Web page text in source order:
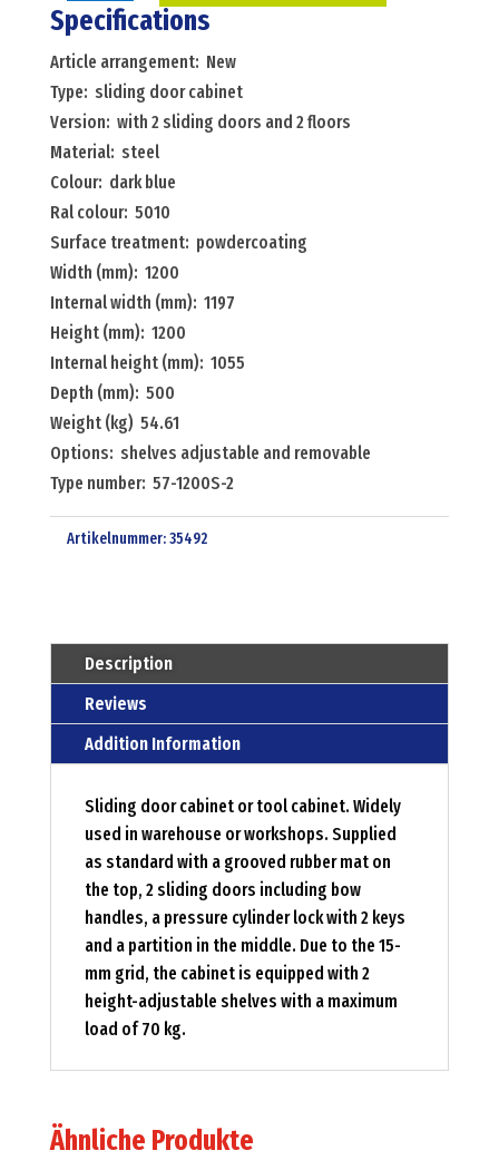
door
cabinet
with
2
sliding
doors
and
2
floors
Menge
Specifications
Article arrangement: New
Type: sliding door cabinet
Version: with 2 sliding doors and 2 floors
Material: steel
Colour: dark blue
Ral colour: 5010
Surface treatment: powdercoating
Width (mm): 1200
Internal width (mm): 1197
Height (mm): 1200
Internal height (mm): 1055
Depth (mm): 500
Weight (kg) 54.61
Options: shelves adjustable and removable
Type number: 57-1200S-2
Artikelnummer:35492
Description
Reviews
Addition Information
Sliding door cabinet or tool cabinet. Widely
used in warehouse or workshops. Supplied
as standard with a grooved rubber mat on
the top, 2 sliding doors including bow
handles, a pressure cylinder lock with 2 keys
and a partition in the middle. Due to the 15-
mm grid, the cabinet is equipped with 2
height-adjustable shelves with a maximum
load of 70 kg.
Ähnliche Produkte